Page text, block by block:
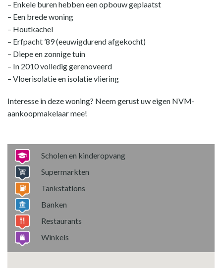
– Enkele buren hebben een opbouw geplaatst
– Een brede woning
– Houtkachel
– Erfpacht ’89 (eeuwigdurend afgekocht)
– Diepe en zonnige tuin
– In 2010 volledig gerenoveerd
– Vloerisolatie en isolatie vliering
Interesse in deze woning? Neem gerust uw eigen NVM-
aankoopmakelaar mee!
Scholen en kinderopvang
Supermarkten
Tankstations
Banken
Restaurants
Winkels